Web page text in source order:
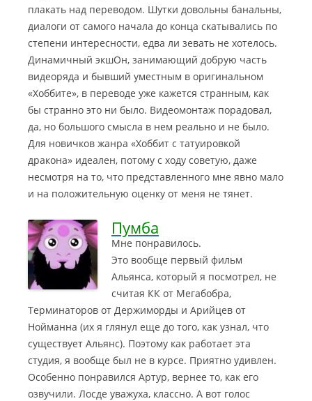
плакать над переводом. Шутки довольны банальны,
диалоги от самого начала до конца скатывались по
степени интересности, едва ли зевать не хотелось.
Динамичный экшОн, занимающий добрую часть
видеоряда и бывший уместным в оригинальном
«Хоббите», в переводе уже кажется странным, как
бы странно это ни было. Видеомонтаж порадовал,
да, но большого смысла в нем реально и не было.
Для новичков жанра «Хоббит с татуировкой
дракона» идеален, потому с ходу советую, даже
несмотря на то, что представленного мне явно мало
и на положительную оценку от меня не тянет.
Пумба
Мне понравилось.
Это вообще первый фильм
Альянса, который я посмотрел, не
считая КК от Мегабобра,
Терминаторов от Держиморды и Арийцев от
Нойманна (их я глянул еще до того, как узнал, что
существует Альянс). Поэтому как работает эта
студия, я вообще был не в курсе. Приятно удивлен.
Особенно понравился Артур, вернее то, как его
озвучили. Лосде уважуха, классно. А вот голос